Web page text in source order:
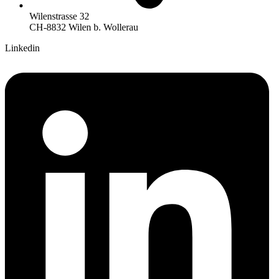
Wilenstrasse 32
CH-8832 Wilen b. Wollerau
Linkedin